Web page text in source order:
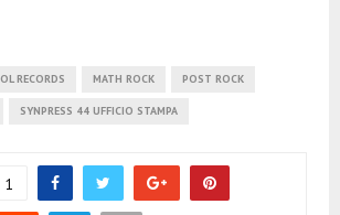
RECORDS MATH ROCK POST ROCK
SYNPRESS 44 UFFICIO STAMPA
1